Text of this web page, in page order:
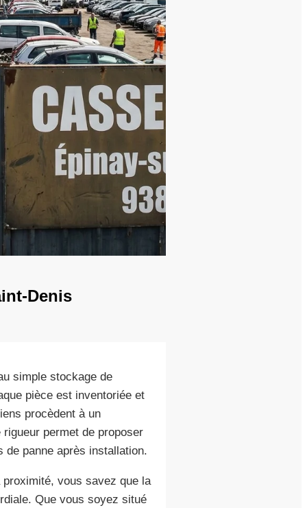
Denis
simple stockage de
pièce est inventoriée et
procèdent à un
permet de proposer
panne après installation.
vous savez que la
Que vous soyez situé